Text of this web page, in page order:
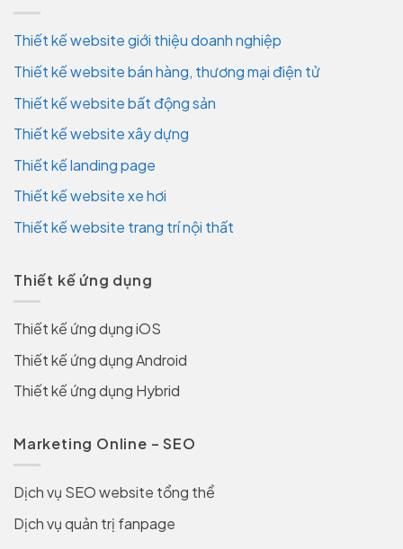
Thiết kế website giới thiệu doanh nghiệp
Thiết kế website bán hàng, thương mại điện tử
Thiết kế website bất động sản
Thiết kế website xây dựng
Thiết kế landing page
Thiết kế website xe hơi
Thiết kế website trang trí nội thất
Thiết kế ứng dụng
Thiết kế ứng dụng iOS
Thiết kế ứng dụng Android
Thiết kế ứng dụng Hybrid
Marketing Online – SEO
Dịch vụ SEO website tổng thể
Dịch vụ quản trị fanpage